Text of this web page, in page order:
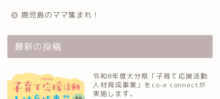
鹿児島のママ集まれ！
最新の投稿
令和8年度大分県「子育て応援活動
人材育成事業」をco-e connectが
実施します。